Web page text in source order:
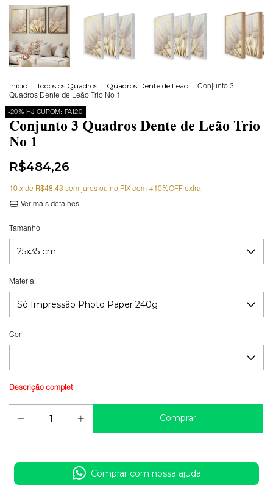
Início . Todos os Quadros . Quadros Dente de Leão . Conjunto 3
Quadros Dente de Leão Trio No 1
-20% HJ CUPOM: PAI20
Conjunto 3 Quadros Dente de Leão Trio
No 1
R$484,26
10 x de R$48,43 sem juros
Ver mais detalhes
Tamanho
Material
Cor
Comprar com nossa ajuda